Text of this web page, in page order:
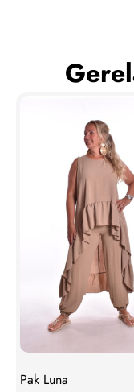
Pak Luna